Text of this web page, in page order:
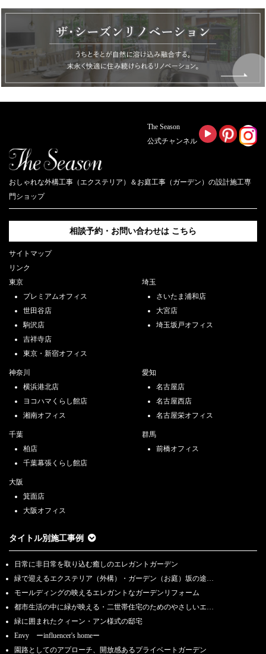
The Season
公式チャンネル
おしゃれな外構工事（エクステリア）＆お庭工事（ガーデン）の設計施工専
門ショップ
相談予約・お問い合わせは こちら
サイトマップ
リンク
東京
プレミアムオフィス
世田谷店
駒沢店
吉祥寺店
東京・新宿オフィス
千葉
柏店
千葉幕張くらし館店
群馬
前橋オフィス
愛知
名古屋店
名古屋西店
名古屋栄オフィス
神奈川
横浜港北店
ヨコハマくらし館店
湘南オフィス
埼玉
さいたま浦和店
大宮店
埼玉坂戸オフィス
大阪
箕面店
大阪オフィス
タイトル別施工事例
日常に非日常を取り込む癒しのエレガントガーデン
緑で迎えるエクステリア（外構）・ガーデン（お庭）坂の途…
モールディングの映えるエレガントなガーデンリフォーム
都市生活の中に緑が映える・二世帯住宅のためのやさしいエ…
緑に囲まれたクィーン・アン様式の邸宅
Envy ーinfluencer's homeー
園路としてのアプローチ、開放感あるプライベートガーデン